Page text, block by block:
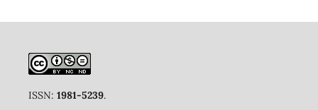
ISSN: 1981-5239.